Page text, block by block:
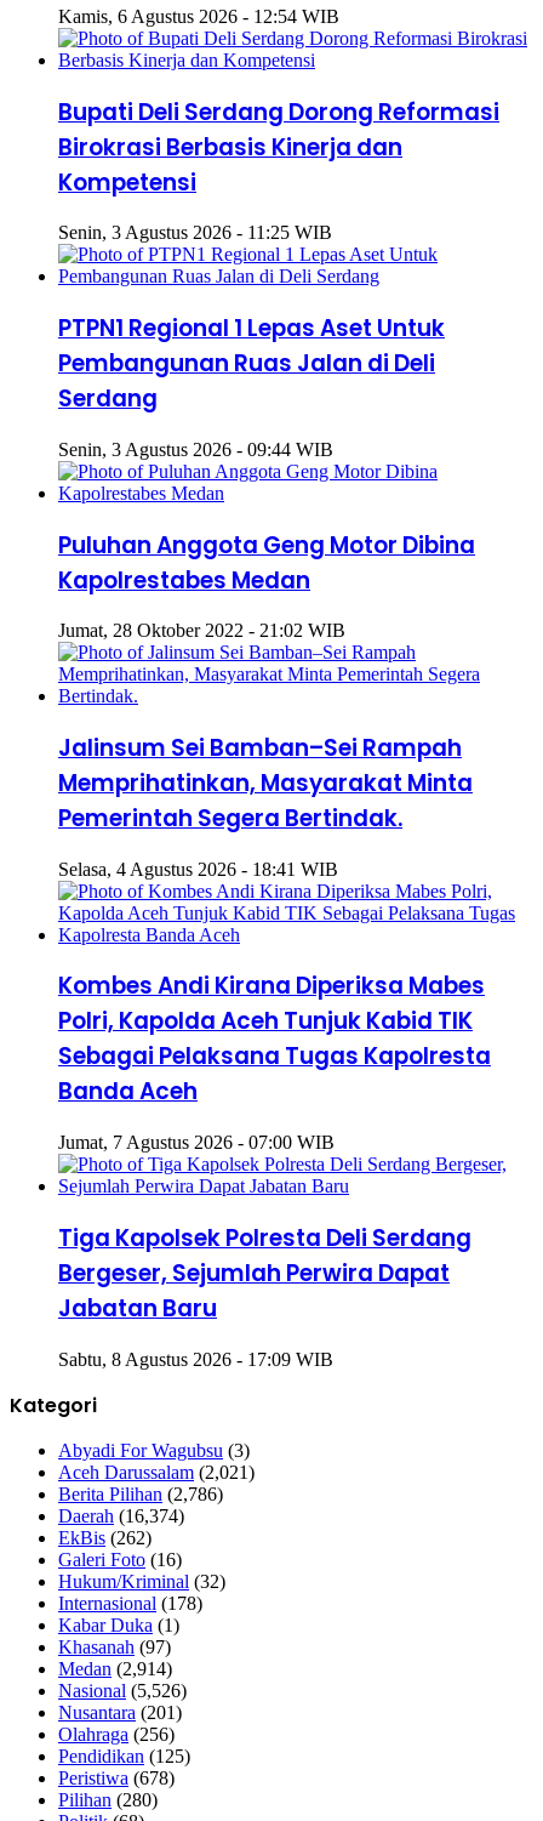
Kamis, 6 Agustus 2026 - 12:54 WIB
Bupati Deli Serdang Dorong Reformasi
Birokrasi Berbasis Kinerja dan
Kompetensi
Senin, 3 Agustus 2026 - 11:25 WIB
PTPN1 Regional 1 Lepas Aset Untuk
Pembangunan Ruas Jalan di Deli
Serdang
Senin, 3 Agustus 2026 - 09:44 WIB
Puluhan Anggota Geng Motor Dibina
Kapolrestabes Medan
Jumat, 28 Oktober 2022 - 21:02 WIB
Jalinsum Sei Bamban–Sei Rampah
Memprihatinkan, Masyarakat Minta
Pemerintah Segera Bertindak.
Selasa, 4 Agustus 2026 - 18:41 WIB
Kombes Andi Kirana Diperiksa Mabes
Polri, Kapolda Aceh Tunjuk Kabid TIK
Sebagai Pelaksana Tugas Kapolresta
Banda Aceh
Jumat, 7 Agustus 2026 - 07:00 WIB
Tiga Kapolsek Polresta Deli Serdang
Bergeser, Sejumlah Perwira Dapat
Jabatan Baru
Sabtu, 8 Agustus 2026 - 17:09 WIB
Kategori
Abyadi For Wagubsu (3)
Aceh Darussalam (2,021)
Berita Pilihan (2,786)
Daerah (16,374)
EkBis (262)
Galeri Foto (16)
Hukum/Kriminal (32)
Internasional (178)
Kabar Duka (1)
Khasanah (97)
Medan (2,914)
Nasional (5,526)
Nusantara (201)
Olahraga (256)
Pendidikan (125)
Peristiwa (678)
Pilihan (280)